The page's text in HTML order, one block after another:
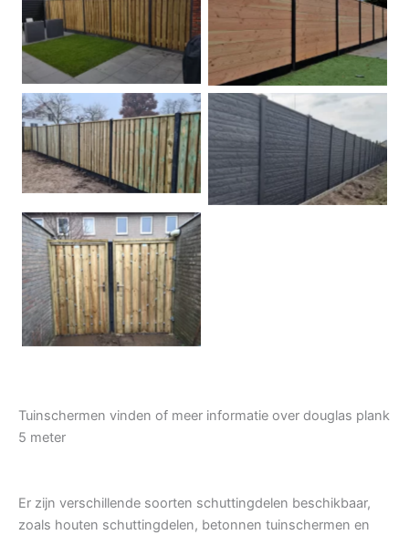
Betonpalen schutting Douglas
Hout beton schuttingen Rots motief antraciet
Tuindeur grenen
Tuinschermen vinden of meer informatie over douglas plank
5 meter
Er zijn verschillende soorten schuttingdelen beschikbaar,
zoals houten schuttingdelen, betonnen tuinschermen en